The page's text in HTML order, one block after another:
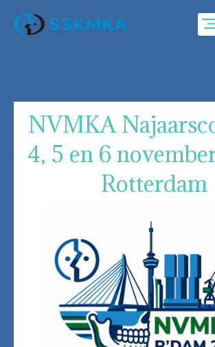
NVMKA
4, 5 en 6
Rotterdam